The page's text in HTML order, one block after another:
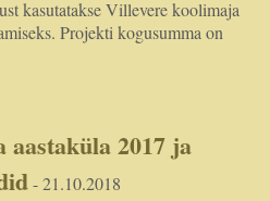
kasutatakse Villevere koolimaja
Projekti kogusumma on
2017 ja
- 21.10.2018